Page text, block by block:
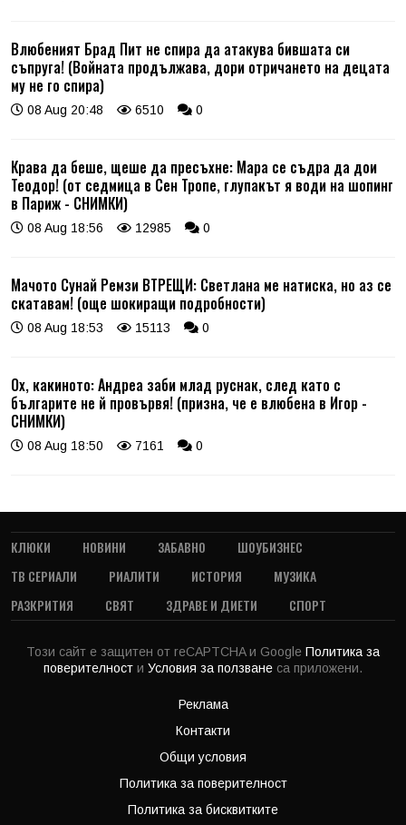
Влюбеният Брад Пит не спира да атакува бившата си
съпруга! (Войната продължава, дори отричането на децата
му не го спира)
08 Aug 20:48 6510 0
Крава да беше, щеше да пресъхне: Мара се съдра да дои
Теодор! (от седмица в Сен Тропе, глупакът я води на шопинг
в Париж - СНИМКИ)
08 Aug 18:56 12985 0
Мачото Сунай Ремзи ВТРЕЩИ: Светлана ме натиска, но аз се
скатавам! (още шокиращи подробности)
08 Aug 18:53 15113 0
Ох, какиното: Андреа заби млад руснак, след като с
българите не й провървя! (призна, че е влюбена в Игор -
СНИМКИ)
08 Aug 18:50 7161 0
КЛЮКИ НОВИНИ ЗАБАВНО
ШОУБИЗНЕС
ТВ СЕРИАЛИ
РИАЛИТИ ИСТОРИЯ
МУЗИКА
РАЗКРИТИЯ
СВЯТ ЗДРАВЕ И ДИЕТИ СПОРТ
Този сайт е защитен от reCAPTCHA и Google Политика за
поверителност и Условия за ползване са приложени.
Реклама
Контакти
Общи условия
Политика за поверителност
Политика за бисквитките